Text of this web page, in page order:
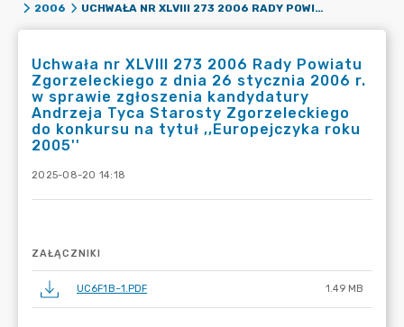
2006
UCHWAŁA NR XLVIII 273 2006 RADY POWIATU ZGORZELECKIEGO Z DNIA 26 STYCZNIA 2006 R. W SPRAWIE ZGŁOSZENIA KANDYDATURY ANDRZEJA TYCA STAROSTY ZGORZELECKIEGO DO KONKURSU NA TYTUŁ ,,EUROPEJCZYKA ROKU 2005''
Uchwała nr XLVIII 273 2006 Rady Powiatu
Zgorzeleckiego z dnia 26 stycznia 2006 r.
w sprawie zgłoszenia kandydatury
Andrzeja Tyca Starosty Zgorzeleckiego
do konkursu na tytuł ,,Europejczyka roku
2005''
2025-08-20 14:18
ZAŁĄCZNIKI
UC6F1B~1.PDF 1.49 MB